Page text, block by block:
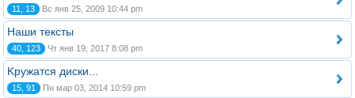
11, 13 Вс янв 25, 2009 10:44 pm
Наши тексты
40, 123 Чт янв 19, 2017 8:08 pm
Kружатся диски...
15, 91 Пн мар 03, 2014 10:59 pm